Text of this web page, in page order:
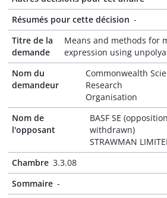
Résumés pour cette décision -
Titre de la
demande
Means and methods for
expression using
Nom du
demandeur
Commonwealth
Research
Organisation
Nom de
l'opposant
BASF SE
withdrawn)
STRAWMAN
Chambre 3.3.08
Sommaire -